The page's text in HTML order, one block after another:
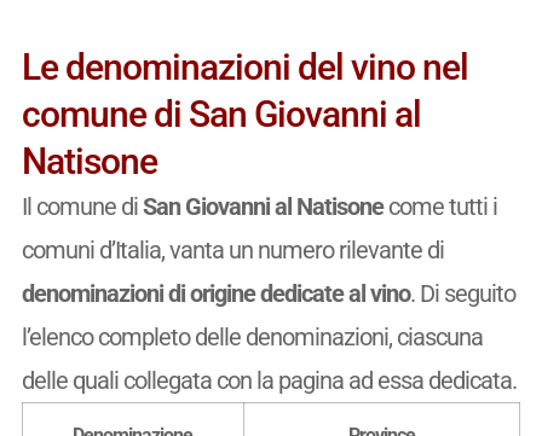
Le denominazioni del vino nel
comune di San Giovanni al
Natisone
Il comune diSan Giovanni al Natisonecome tutti i
comuni d’Italia, vanta un numero rilevante di
denominazioni di origine dedicate al vino. Di seguito
l’elenco completo delle denominazioni, ciascuna
delle quali collegata con la pagina ad essa dedicata.